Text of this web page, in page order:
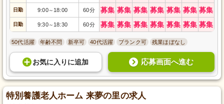
日勤 9:00～ 18:00 60分 募集 募集 募集 募集 募集 募集 募集
日勤 9:30～ 18:30 60分 募集 募集 募集 募集 募集 募集 募集
50代活躍 年齢不問 新卒可 40代活躍 ブランク可 残業ほぼなし
お気に入り に追加 応募画面へ進む
特別養護老人ホーム 来夢の里の求人